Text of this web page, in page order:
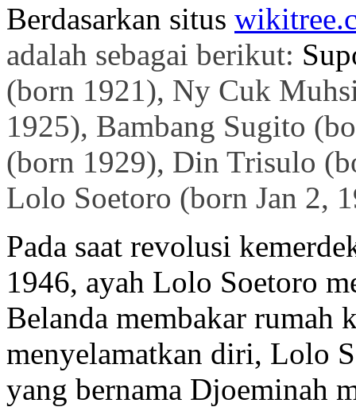
Berdasarkan situs
adalah sebagai berikut:
(born 1921), Ny Cuk
1925), Bambang Sugito
(born 1929), Din Trisulo
Lolo Soetoro (born Jan 2,
Pada saat revolusi
1946, ayah Lolo Soetoro
Belanda membakar rumah
menyelamatkan diri, Lolo
yang bernama Djoeminah